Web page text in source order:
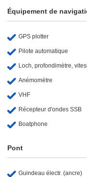
Équipement de
GPS plotter
Pilote automatique
Loch, profondimètre,
Anémomètre
VHF
Récepteur d'ondes SSB
Boatphone
Pont
Guindeau électr. (ancre)